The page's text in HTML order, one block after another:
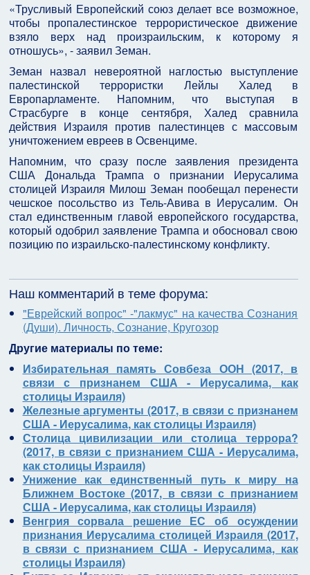
«Трусливый Европейский союз делает все возможное,
чтобы пропалестинское террористическое движение
взяло верх над произраильским, к которому я
отношусь», - заявил Земан.
Земан назвал невероятной наглостью выступление
палестинской террористки Лейлы Халед в
Европарламенте. Напомним, что выступая в
Страсбурге в конце сентября, Халед сравнила
действия Израиля против палестинцев с массовым
уничтожением евреев в Освенциме.
Напомним, что сразу после заявления президента
США Дональда Трампа о признании Иерусалима
столицей Израиля Милош Земан пообещал перенести
чешское посольство из Тель-Авива в Иерусалим. Он
стал единственным главой европейского государства,
который одобрил заявление Трампа и обосновал свою
позицию по израильско-палестинскому конфликту.
Наш комментарий в теме форума:
"Еврейский вопрос" -"лакмус" на качества Сознания
(Души). Личность, Сознание, Кругозор
Другие материалы по теме:
Избирательная память Совбеза ООН (2017, в
связи с признанем США - Иерусалима, как
столицы Израиля)
Железные аргументы (2017, в связи с признанем
США - Иерусалима, как столицы Израиля)
Столица цивилизации или столица террора?
(2017, в связи с признанием США - Иерусалима,
как столицы Израиля)
Унижение как единственный путь к миру на
Ближнем Востоке (2017, в связи с признанием
США - Иерусалима, как столицы Израиля)
Венгрия сорвала решение ЕС об осуждении
признания Иерусалима столицей Израиля (2017,
в связи с признанием США - Иерусалима, как
столицы Израиля)